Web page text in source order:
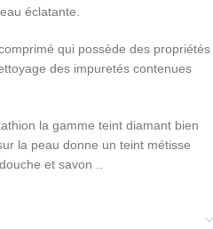
éclatante.
qui possède des propriétés
des impuretés contenues
la gamme teint diamant bien
la peau donne un teint métisse
et savon ..